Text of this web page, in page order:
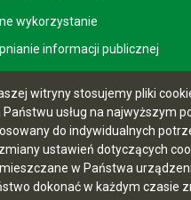
witryny stosujemy pliki
usług na najwyższym
do indywidualnych
ustawień dotyczących
w Państwa
dokonać w każdym czasie
wykorzystanie
informacji publicznej
obsługi
oglądalności
dodane
aktualizacja BIP: 07.08.2026